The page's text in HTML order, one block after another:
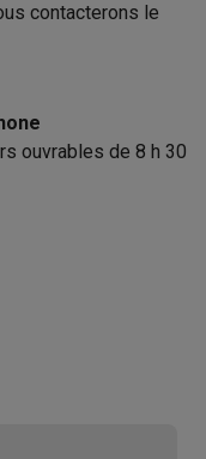
contacterons le
ouvrables de 8 h 30